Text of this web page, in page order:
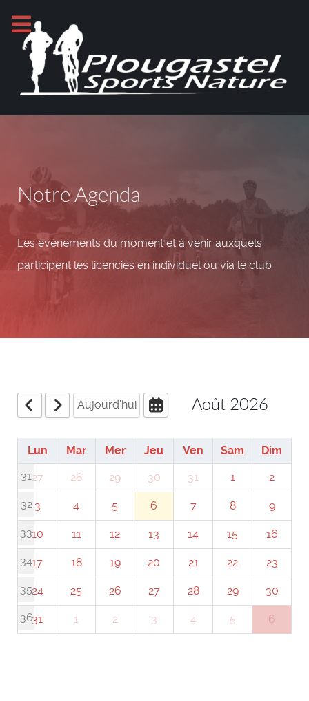
Notre Agenda
Les évènements du moment et à venir auxquels
participent les licenciés en individuel ou via le club
Aujourd'hui Août 2026
Lun Mar Mer Jeu Ven Sam
Dim
3127 28 29 30 31 1 2
32 3 4 5 6 7 8 9
3310 11 12 13 14 15 16
3417 18 19 20 21 22 23
3524 25 26 27 28 29 30
3631 1 2 3 4 5 6